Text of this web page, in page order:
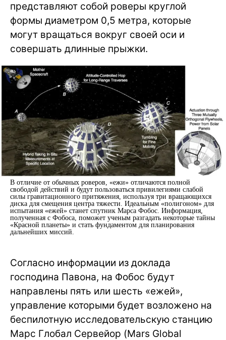
представляют собой роверы круглой
формы диаметром 0,5 метра, которые
могут вращаться вокруг своей оси и
совершать длинные прыжки.
В отличие от обычных роверов, «ежи» отличаются полной
свободой действий и будут пользоваться привилегиями слабой
силы гравитационного притяжения, используя три вращающихся
диска для смещения центра тяжести. Идеальным «полигоном» для
испытания «ежей» станет спутник Марса Фобос. Информация,
полученная с Фобоса, поможет ученым разгадать некоторые тайны
«Красной планеты» и стать фундаментом для планирования
дальнейших миссий.
Согласно информации из доклада
господина Павона, на Фобос будут
направлены пять или шесть «ежей»,
управление которыми будет возложено на
беспилотную исследовательскую станцию
Марс Глобал Сервейор (Mars Global